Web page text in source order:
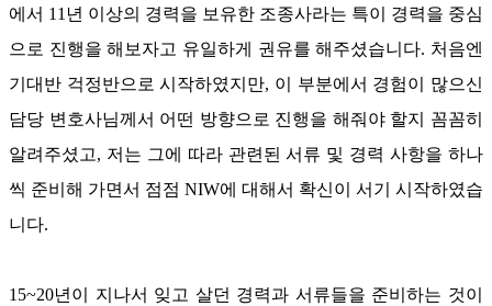
에서 11 년 이상의 경력을 보유한 조종사라는 특이 경력을 중심
으로 진행을 해보자고 유일하게 권유를 해주셨습니다. 처음엔
기대반 걱정반으로 시작하였지만, 이 부분에서 경험이 많으신
담당 변호사님께서 어떤 방향으로 진행을 해줘야 할지 꼼꼼히
알려주셨고, 저는 그에 따라 관련된 서류 및 경력 사항을 하나
씩 준비해 가면서 점점 NIW에 대해서 확신이 서기 시작하였습
니다.
15~20년이 지나서 잊고 살던 경력과 서류들을 준비하는 것이